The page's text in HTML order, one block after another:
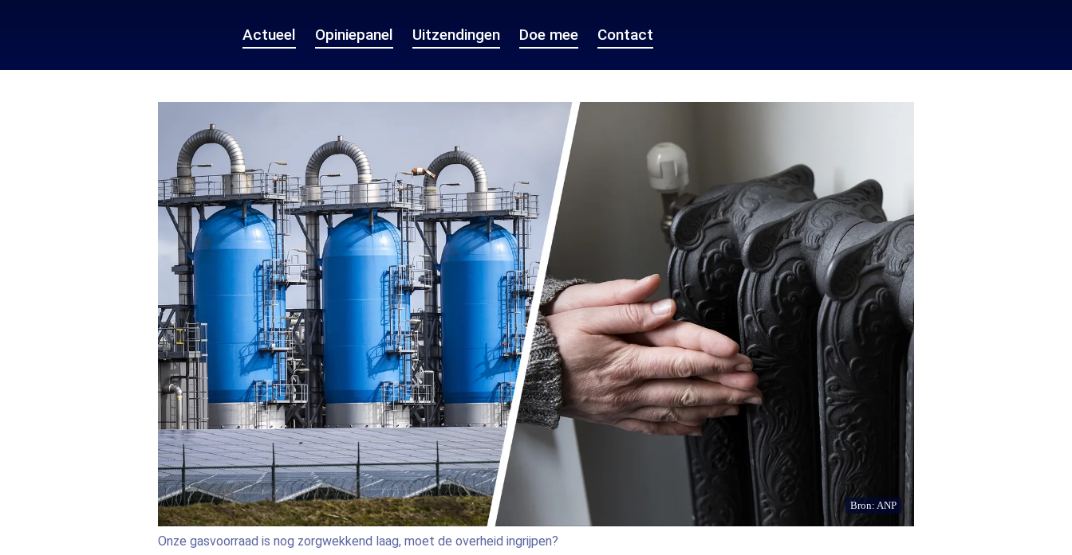
Actueel Opiniepanel Uitzendingen Doe mee Contact
Bron: ANP
Onze gasvoorraad is nog zorgwekkend laag, moet de overheid ingrijpen?